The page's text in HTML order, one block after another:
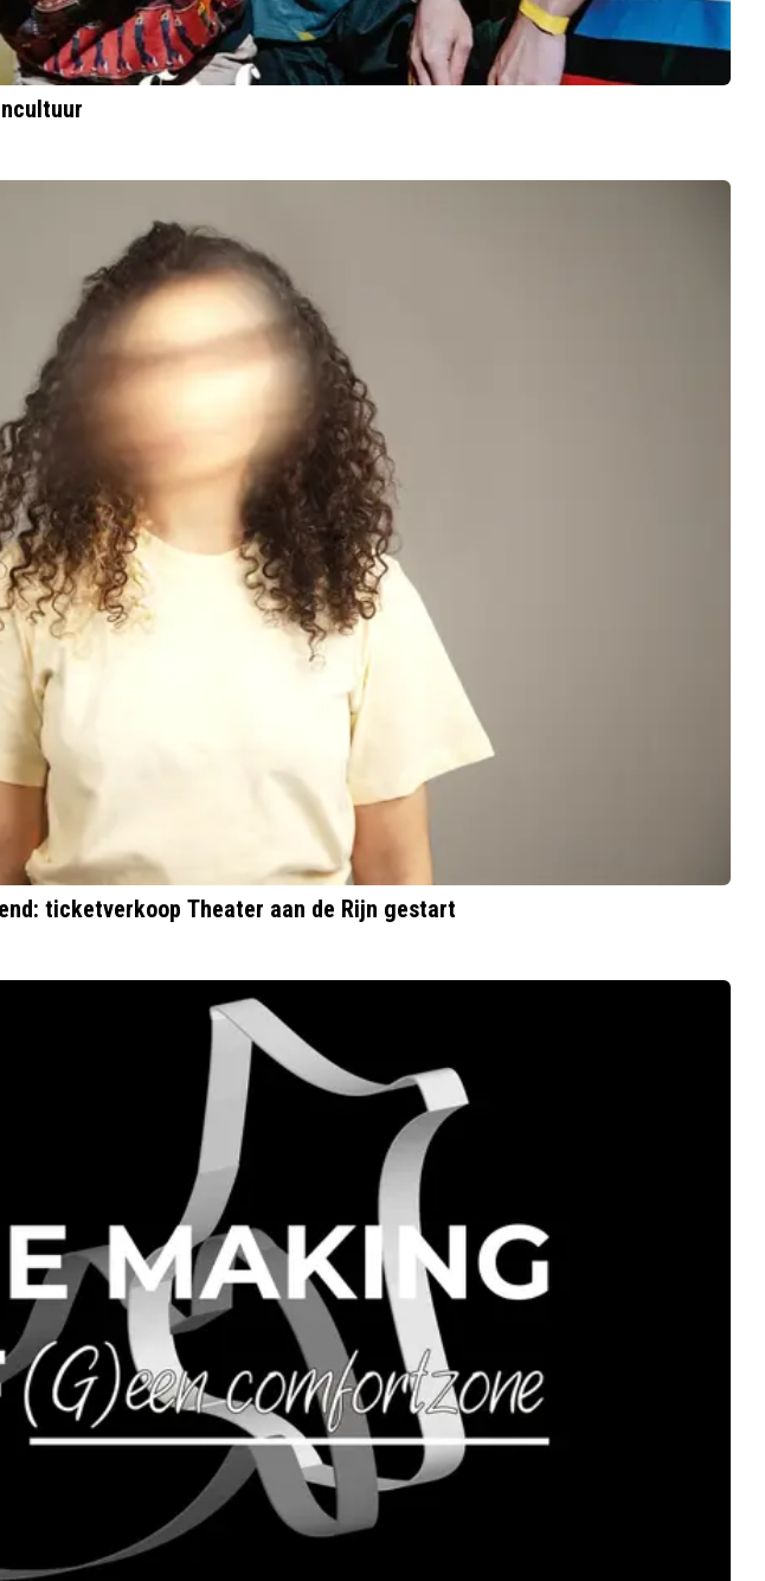
ticketverkoop Theater aan de Rijn gestart